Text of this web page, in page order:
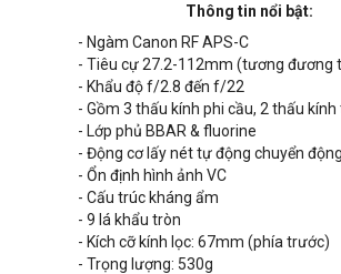
Thông tin nổi bật:
- Ngàm Canon RF APS-C
- Tiêu cự27.2-112mm (tương đương
- Khẩu độ f/2.8 đến f/22
- Gồm 3 thấu kính phi cầu, 2 thấu
- Lớp phủ BBAR & fluorine
- Động cơ lấy nét tự động chuyển
- Ổn định hình ảnh VC
- Cấu trúc kháng ẩm
- 9 lá khẩu tròn
- Kích cỡ kính lọc: 67mm (phía trước)
- Trọng lượng: 530g